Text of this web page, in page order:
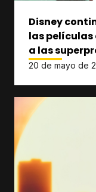
Disney
las
a las
20 de mayo de